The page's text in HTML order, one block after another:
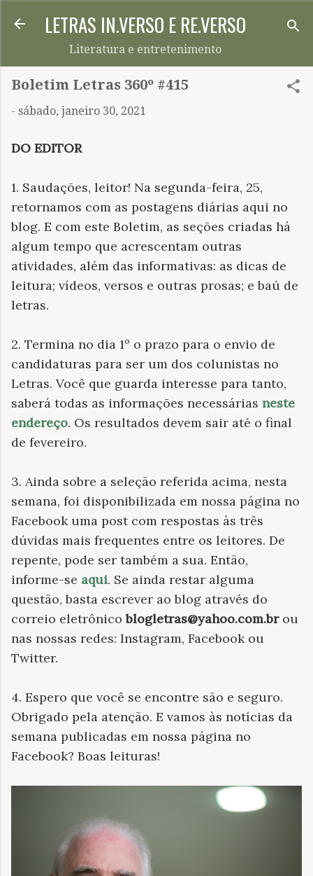
Pular para o conteúdo principal
LETRAS IN.VERSO E RE.VERSO
Literatura e entretenimento
Boletim Letras 360º #415
- sábado, janeiro 30, 2021
DO EDITOR
1. Saudações, leitor! Na segunda-feira, 25,
retornamos com as postagens diárias aqui no
blog. E com este Boletim, as seções criadas há
algum tempo que acrescentam outras
atividades, além das informativas: as dicas de
leitura; vídeos, versos e outras prosas; e baú de
letras.
2. Termina no dia 1º o prazo para o envio de
candidaturas para ser um dos colunistas no
Letras. Você que guarda interesse para tanto,
saberá todas as informações necessárias neste
endereço. Os resultados devem sair até o final
de fevereiro.
3. Ainda sobre a seleção referida acima, nesta
semana, foi disponibilizada em nossa página no
Facebook uma post com respostas às três
dúvidas mais frequentes entre os leitores. De
repente, pode ser também a sua. Então,
informe-se aqui. Se ainda restar alguma
questão, basta escrever ao blog através do
correio eletrônicoblogletras@yahoo.com.brou
nas nossas redes: Instagram, Facebook ou
Twitter.
4. Espero que você se encontre são e seguro.
Obrigado pela atenção. E vamos às notícias da
semana publicadas em nossa página no
Facebook? Boas leituras!